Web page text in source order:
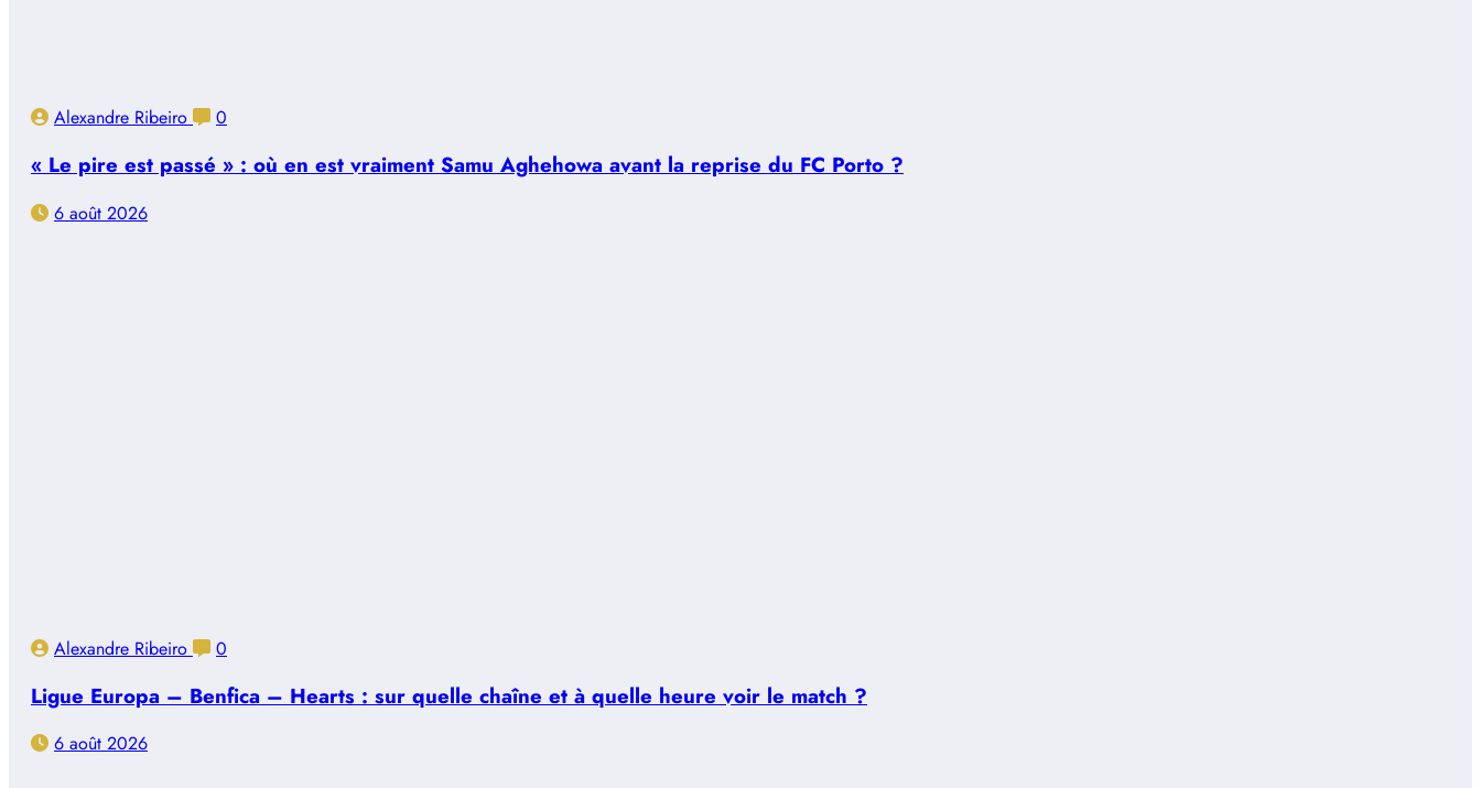
Alexandre Ribeiro 0
« Le pire est passé » : où en est vraiment Samu Aghehowa avant la reprise du FC Porto ?
6 août 2026
Alexandre Ribeiro 0
Ligue Europa – Benfica – Hearts : sur quelle chaîne et à quelle heure voir le match ?
6 août 2026